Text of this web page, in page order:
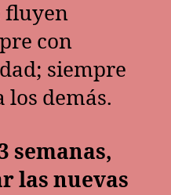
fluyen
con
siempre
los demás.
semanas,
las nuevas